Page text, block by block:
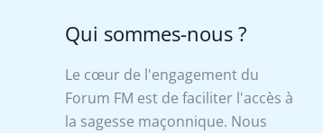
Qui sommes-nous ?
Le cœur de l'engagement du
Forum FM est de faciliter l'accès à
la sagesse maçonnique. Nous